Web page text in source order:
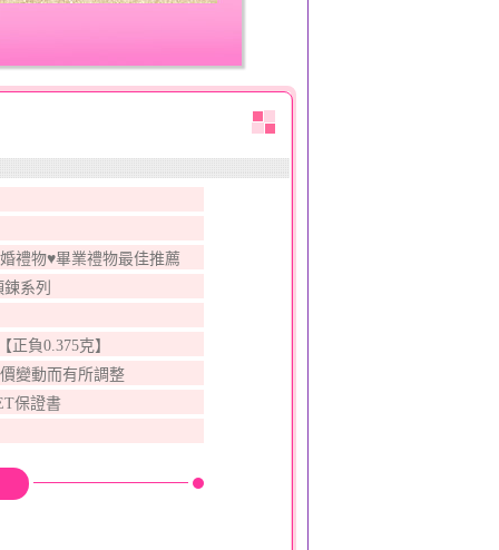
禮物♥畢業禮物最佳推薦
系列
正負0.375克】
變動而有所調整
保證書